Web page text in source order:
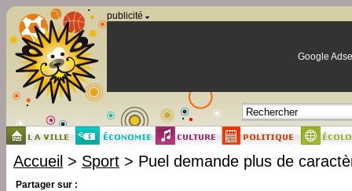
publicité
Google
Accueil > Sport > Puel demande plus de
Partager sur :
Panneau de gestion des cookies